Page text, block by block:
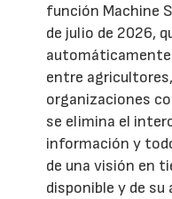
función Machine
de julio de 2026,
automáticamente
entre
organizaciones
se elimina el
información y
de una visión en
disponible y de su